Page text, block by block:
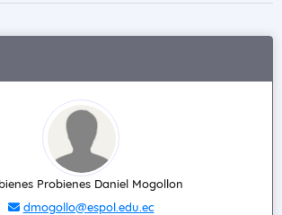
Probienes Daniel Mogollon
dmogollo@espol.edu.ec